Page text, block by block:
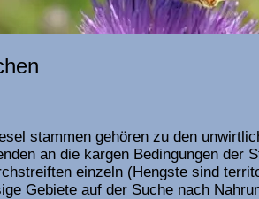
stammen gehören zu den
an die kargen Bedingungen der
einzeln (Hengste sind
Gebiete auf der Suche nach